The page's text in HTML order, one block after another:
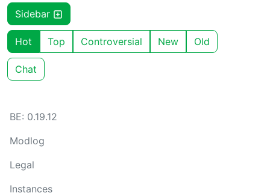
Sidebar
Hot Top Controversial New Old
Chat
BE: 0.19.12
Modlog
Legal
Instances